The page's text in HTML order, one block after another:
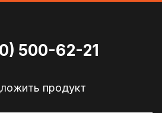
500-62-21
продукт